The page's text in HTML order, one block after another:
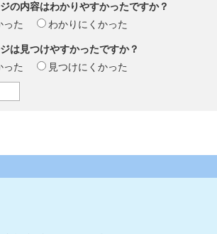
の内容はわかりやすかったですか？
った
わかりにくかった
は見つけやすかったですか？
った
見つけにくかった